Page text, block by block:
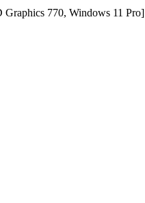
770, Windows 11 Pro]